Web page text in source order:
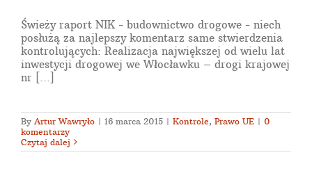
Świeży raport NIK - budownictwo drogowe - niech
posłużą za najlepszy komentarz same stwierdzenia
kontrolujących: Realizacja największej od wielu lat
inwestycji drogowej we Włocławku – drogi krajowej
nr [...]
By Artur Wawryło | 16 marca 2015 | Kontrole, Prawo UE | 0
komentarzy
Czytaj dalej